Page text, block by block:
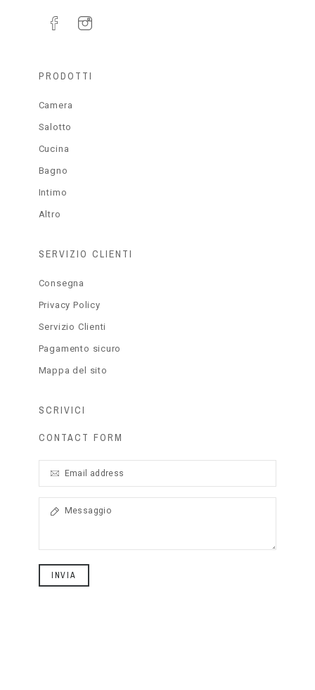
PRODOTTI
Camera
Salotto
Cucina
Bagno
Intimo
Altro
SERVIZIO CLIENTI
Consegna
Privacy Policy
Servizio Clienti
Pagamento sicuro
Mappa del sito
SCRIVICI
CONTACT FORM
INVIA